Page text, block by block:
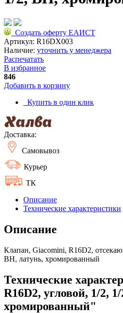
Создать оферту ЕАИСТ
Артикул: R16DX003
Наличие: уточнить у менеджера
Распечатать
В избранное
846
Добавить в корзину
Купить в один клик
Доставка:
Самовывоз
Курьер
ТК
Описание
Технические характеристики
Описание
Клапан, Giacomini, R16D2,
ВН, латунь, хромированный
Технические
R16D2, угловой, 1/2,
хромированный"